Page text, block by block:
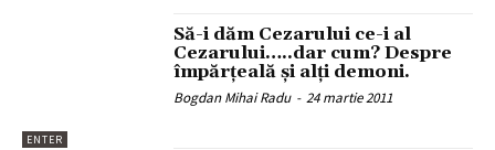
ENTER
Să-i dăm Cezarului ce-i al
Cezarului…..dar cum? Despre
împărţeală şi alţi demoni.
Bogdan Mihai Radu - 24 martie 2011